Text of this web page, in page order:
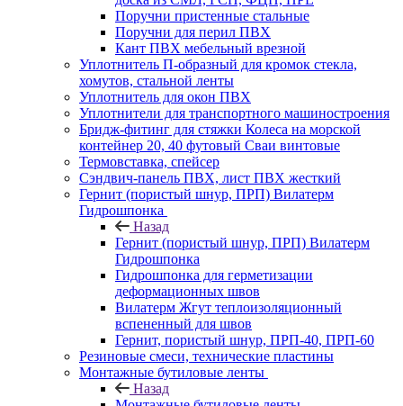
Поручни пристенные стальные
Поручни для перил ПВХ
Кант ПВХ мебельный врезной
Уплотнитель П-образный для кромок стекла,
хомутов, стальной ленты
Уплотнитель для окон ПВХ
Уплотнители для транспортного машиностроения
Бридж-фитинг для стяжки Колеса на морской
контейнер 20, 40 футовый Сваи винтовые
Термовставка, спейсер
Сэндвич-панель ПВХ, лист ПВХ жесткий
Гернит (пористый шнур, ПРП) Вилатерм
Гидрошпонка
Назад
Гернит (пористый шнур, ПРП) Вилатерм
Гидрошпонка
Гидрошпонка для герметизации
деформационных швов
Вилатерм Жгут теплоизоляционный
вспененный для швов
Гернит, пористый шнур, ПРП-40, ПРП-60
Резиновые смеси, технические пластины
Монтажные бутиловые ленты
Назад